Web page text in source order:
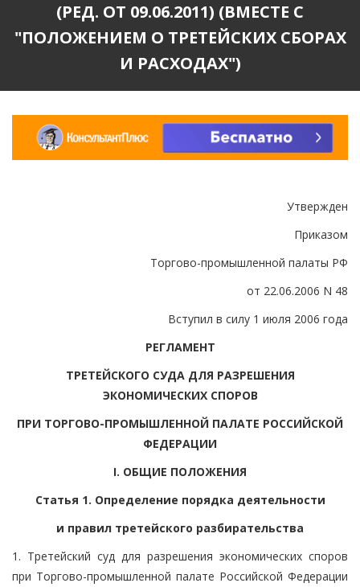
(РЕД. ОТ 09.06.2011) (ВМЕСТЕ С
"ПОЛОЖЕНИЕМ О ТРЕТЕЙСКИХ СБОРАХ
И РАСХОДАХ")
Утвержден
Приказом
Торгово-промышленной палаты РФ
от 22.06.2006 N 48
Вступил в силу 1 июля 2006 года
РЕГЛАМЕНТ
ТРЕТЕЙСКОГО СУДА ДЛЯ РАЗРЕШЕНИЯ
ЭКОНОМИЧЕСКИХ СПОРОВ
ПРИ ТОРГОВО-ПРОМЫШЛЕННОЙ ПАЛАТЕ РОССИЙСКОЙ
ФЕДЕРАЦИИ
I. ОБЩИЕ ПОЛОЖЕНИЯ
Статья 1. Определение порядка деятельности
и правил третейского разбирательства
1. Третейский суд для разрешения экономических споров
при Торгово-промышленной палате Российской Федерации